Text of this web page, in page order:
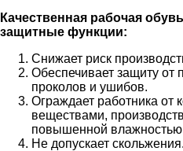
Качественная рабочая
защитные функции:
Снижает риск
Обеспечивает защиту от
проколов и ушибов.
Ограждает работника от
веществами,
повышенной влажностью
Не допускает скольжения.